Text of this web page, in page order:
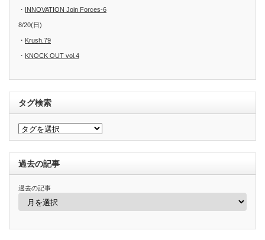
・ INNOVATION Join Forces-6
8/20(日)
・ Krush.79
・ KNOCK OUT vol.4
タグ検索
過去の記事
過去の記事